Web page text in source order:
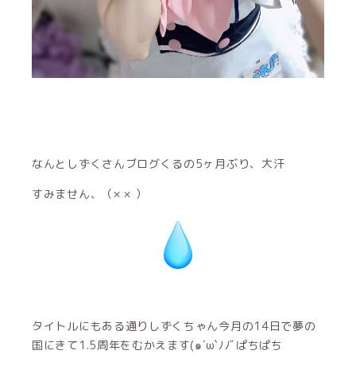
なんとしずくさんブログくるの5ヶ月ぶり、大汗
すみません、（× × ）
タイトルにもある通りしずくちゃん今月の14日で夢の
国にきて1.5周年をむかえます(๑´ω`ﾉﾉﾞぱちぱち